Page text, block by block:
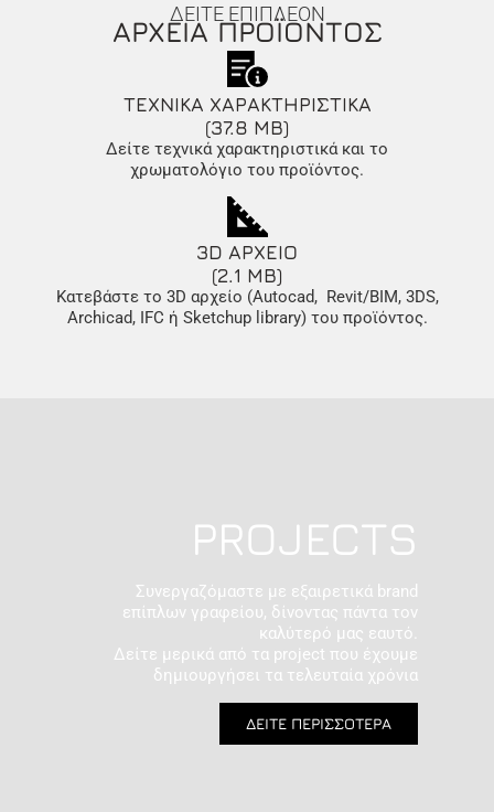
ΔΕΙΤΕ ΕΠΙΠΛΕΟΝ
ΑΡΧΕΙΑ ΠΡΟΪΟΝΤΟΣ
ΤΕΧΝΙΚΑ ΧΑΡΑΚΤΗΡΙΣΤΙΚΑ
(37.8 MB)
Δείτε τεχνικά χαρακτηριστικά και το
χρωματολόγιο του προϊόντος.
3D ΑΡΧΕΙΟ
(2.1 MB)
Κατεβάστε το 3D αρχείο (Autocad, Revit/BIM, 3DS,
Archicad, IFC ή Sketchup library) του προϊόντος.
PROJECTS
Συνεργαζόμαστε με εξαιρετικά brand
επίπλων γραφείου, δίνοντας πάντα τον
καλύτερό μας εαυτό.
Δείτε μερικά από τα project που έχουμε
δημιουργήσει τα τελευταία χρόνια
ΔΕΙΤΕ ΠΕΡΙΣΣΟΤΕΡΑ